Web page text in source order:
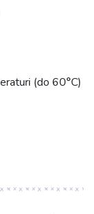
(do 60°C)